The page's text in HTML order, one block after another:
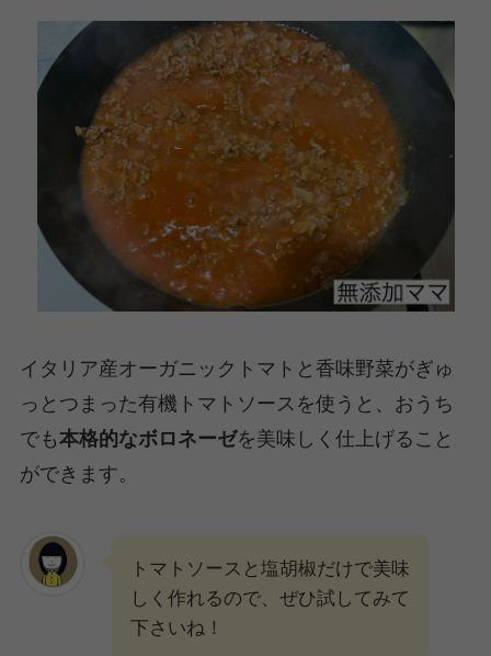
イタリア産オーガニックトマトと香味野菜がぎゅ
っとつまった有機トマトソースを使うと、おうち
でも本格的なボロネーゼを美味しく仕上げること
ができます。
トマトソースと塩胡椒だけで美味
しく作れるので、ぜひ試してみて
下さいね！